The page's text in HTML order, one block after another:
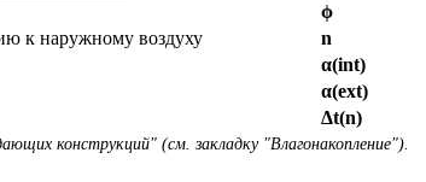
ϕ
к наружному воздуху
n
α(int)
α(ext)
Δt(n)
конструкций" (см. закладку "Влагонакопление").